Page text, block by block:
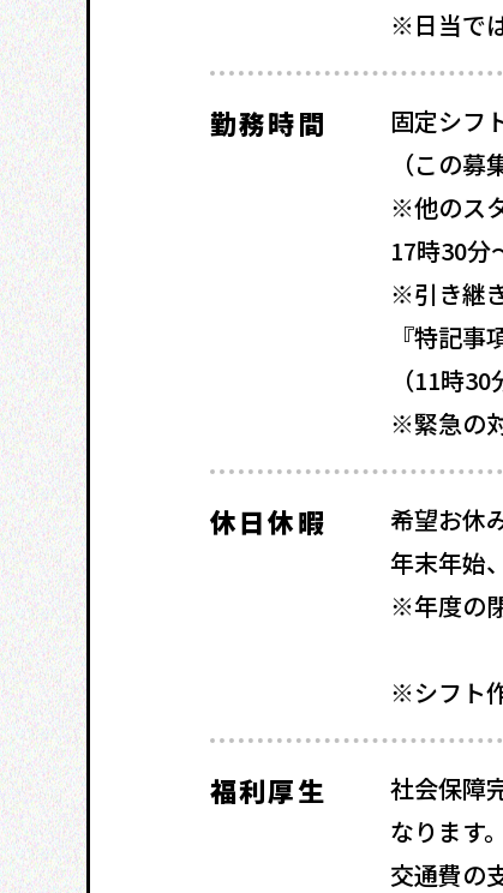
※日当で
勤務時間
固定シフ
（この
※他のス
17時30分
※引き継
『特記
（11時
※緊急の
休日休暇
希望お休
年末年始
※年度の
※シフト
福利厚生
社会保障
なります。
交通費の